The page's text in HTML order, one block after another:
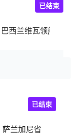
巴西兰维瓦领航
已结束
萨兰加尼省
已结束